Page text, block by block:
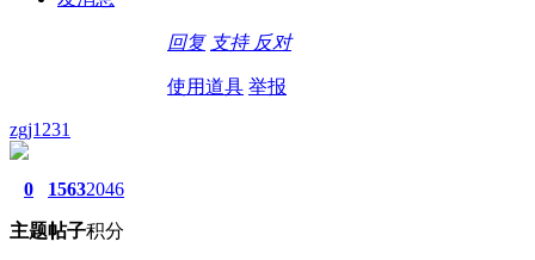
回复 支持 反对
使用道具 举报
zgj1231
0
主题
1563
帖子
2046
积分